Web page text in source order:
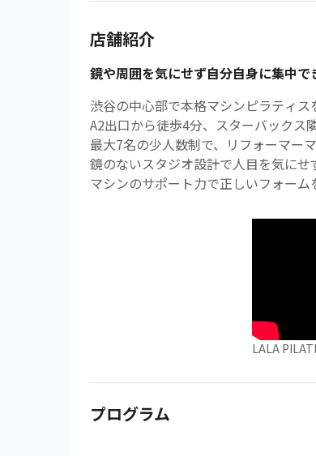
店舗紹介
鏡や周囲を気にせず自分自身に集中で
渋谷の中心部で本格マシンピラティス
A2出口から徒歩4分、スターバックス
最大7名の少人数制で、リフォーマー
鏡のないスタジオ設計で人目を気に
マシンのサポート力で正しいフォー
※パウダールームのご用意はございま
LALA
プログラム